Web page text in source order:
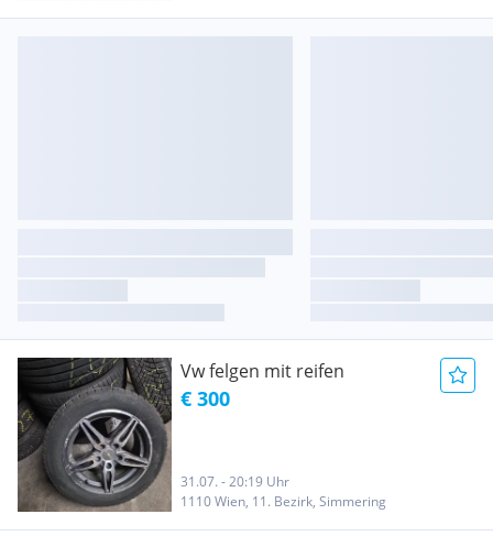
Vw felgen mit reifen
€ 300
31.07. - 20:19 Uhr
1110 Wien, 11. Bezirk, Simmering